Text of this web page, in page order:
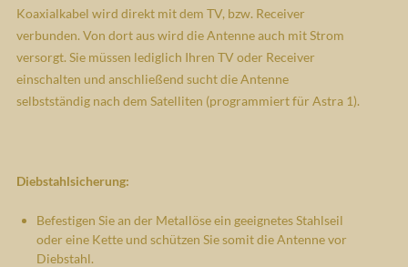
Koaxialkabel wird direkt mit dem TV, bzw. Receiver
verbunden. Von dort aus wird die Antenne auch mit Strom
versorgt. Sie müssen lediglich Ihren TV oder Receiver
einschalten und anschließend sucht die Antenne
selbstständig nach dem Satelliten (programmiert für Astra 1).
Diebstahlsicherung:
Befestigen Sie an der Metallöse ein geeignetes Stahlseil
oder eine Kette und schützen Sie somit die Antenne vor
Diebstahl.